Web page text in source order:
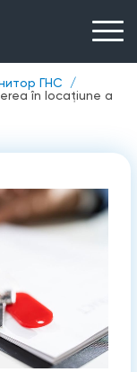
ГНС
în locațiune a